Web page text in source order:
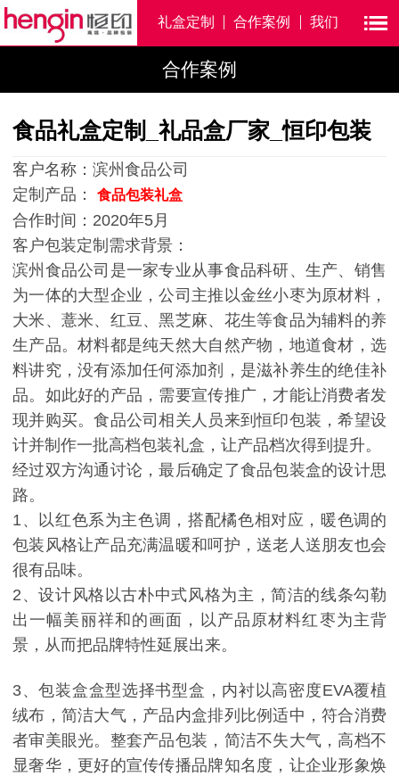
礼盒定制 合作案例 我们
合作案例
食品礼盒定制_礼品盒厂家_恒印包装
客户名称：滨州食品公司
定制产品： 食品包装礼盒
合作时间：2020年5月
客户包装定制需求背景：
滨州食品公司是一家专业从事食品科研、生产、销售
为一体的大型企业，公司主推以金丝小枣为原材料，
大米、薏米、红豆、黑芝麻、花生等食品为辅料的养
生产品。材料都是纯天然大自然产物，地道食材，选
料讲究，没有添加任何添加剂，是滋补养生的绝佳补
品。如此好的产品，需要宣传推广，才能让消费者发
现并购买。食品公司相关人员来到恒印包装，希望设
计并制作一批高档包装礼盒，让产品档次得到提升。
经过双方沟通讨论，最后确定了食品包装盒的设计思
路。
1、以红色系为主色调，搭配橘色相对应，暖色调的
包装风格让产品充满温暖和呵护，送老人送朋友也会
很有品味。
2、设计风格以古朴中式风格为主，简洁的线条勾勒
出一幅美丽祥和的画面，以产品原材料红枣为主背
景，从而把品牌特性延展出来。
3、包装盒盒型选择书型盒，内衬以高密度EVA覆植
绒布，简洁大气，产品内盒排列比例适中，符合消费
者审美眼光。整套产品包装，简洁不失大气，高档不
显奢华，更好的宣传传播品牌知名度，让企业形象焕